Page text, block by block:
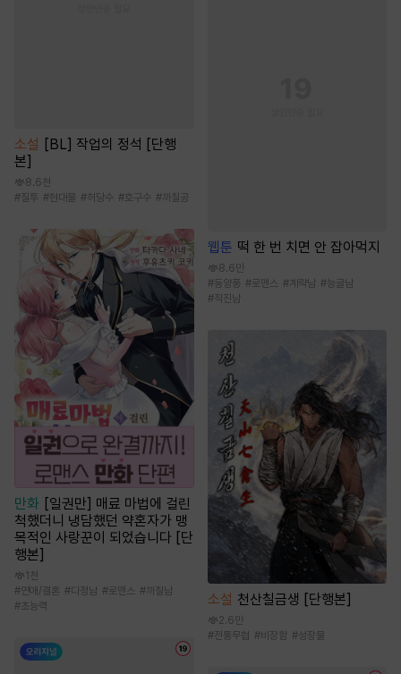
소설 [BL] 작업의 정석 [단행
본]
8.6천
#질투 #현대물 #허당수 #호구수 #까칠공
만화 [일권만] 매료 마법에 걸린
척했더니 냉담했던 약혼자가 맹
목적인 사랑꾼이 되었습니다 [단
행본]
1천
#연애/결혼 #다정남 #로맨스 #까칠남
#초능력
웹툰 떡 한 번 치면 안 잡아먹지
8.6만
#동양풍 #로맨스 #계략남 #능글남
#직진남
소설 천산칠금생 [단행본]
2.6만
#전통무협 #비장함 #성장물